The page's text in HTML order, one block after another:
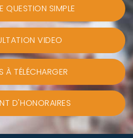
QUESTION SIMPLE
VIDEO
À TÉLÉCHARGER
D'HONORAIRES